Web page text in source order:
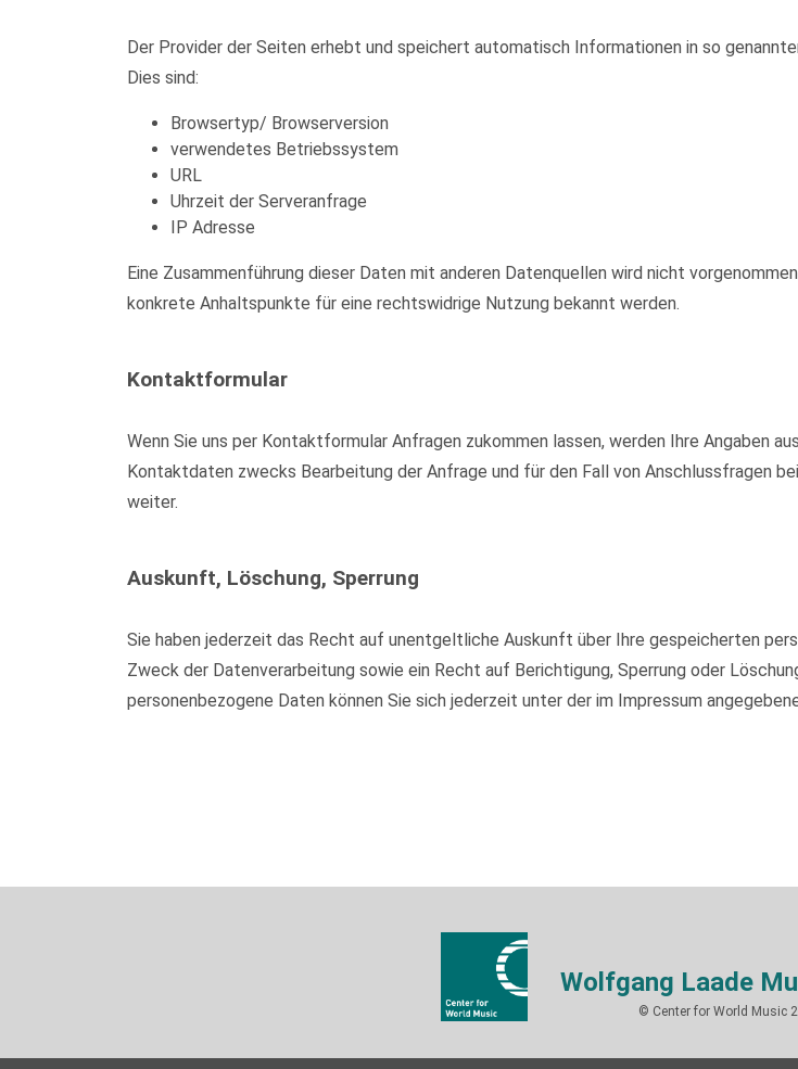
Der Provider der Seiten erhebt und speichert automatisch Informationen in so
Dies sind:
Browsertyp/ Browserversion
verwendetes Betriebssystem
URL
Uhrzeit der Serveranfrage
IP Adresse
Eine Zusammenführung dieser Daten mit anderen Datenquellen wird nicht
konkrete Anhaltspunkte für eine rechtswidrige Nutzung bekannt werden.
Kontaktformular
Wenn Sie uns per Kontaktformular Anfragen zukommen lassen, werden Ihre Angaben
Kontaktdaten zwecks Bearbeitung der Anfrage und für den Fall von Anschlussfragen
weiter.
Auskunft, Löschung, Sperrung
Sie haben jederzeit das Recht auf unentgeltliche Auskunft über Ihre gespeicherten
Zweck der Datenverarbeitung sowie ein Recht auf Berichtigung, Sperrung oder
personenbezogene Daten können Sie sich jederzeit unter der im Impressum
Wolfgang Laade
© Center for World Music